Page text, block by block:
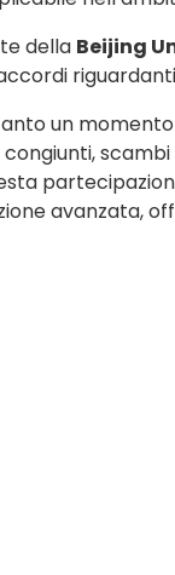
della Beijing
un
avanzata,
per